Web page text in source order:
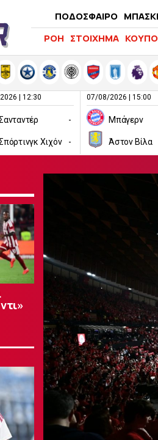
ΠΟΔΟΣΦΑΙΡΟ
ΡΟΗ ΣΤΟΙΧΗΜΑ
| 12:30
-
Χιχόν -
07/08/2026 | 15:00
Μπάγερν
Άστον Βίλα